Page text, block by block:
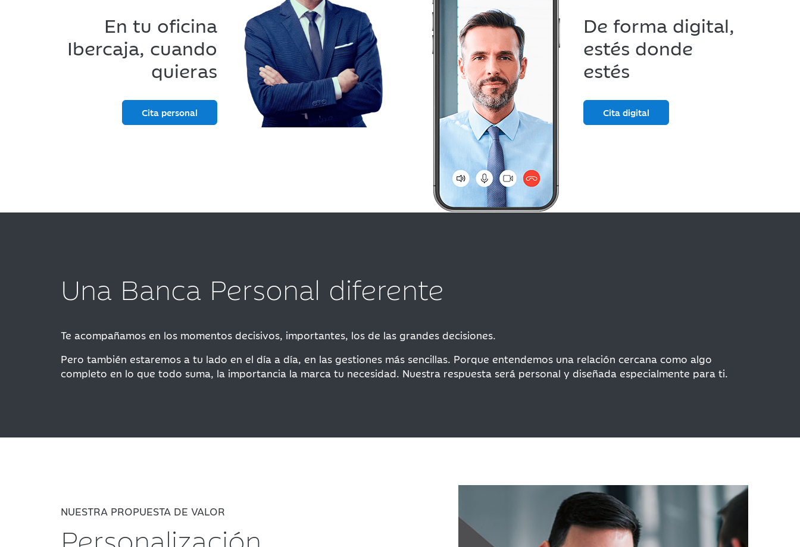
De forma digital,
estés donde
estés
Cita digital
En tu oficina
Ibercaja, cuando
quieras
Cita personal
Una Banca Personal diferente
Te acompañamos en los momentos decisivos, importantes, los de las grandes decisiones.
Pero también estaremos a tu lado en el día a día, en las gestiones más sencillas. Porque entendemos una relación cercana como algo
completo en lo que todo suma, la importancia la marca tu necesidad. Nuestra respuesta será personal y diseñada especialmente para ti.
NUESTRA PROPUESTA DE VALOR
Personalización